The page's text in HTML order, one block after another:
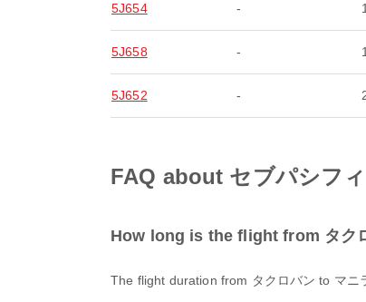
5J654 -
5J658 -
5J652 -
FAQ about セブパシフ
How long is the flight from タク
The flight duration from タクロバン to マ